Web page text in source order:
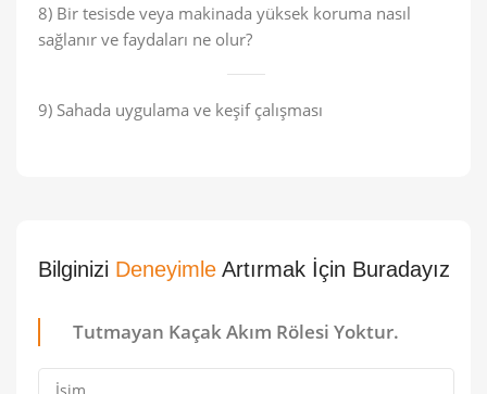
8) Bir tesisde veya makinada yüksek koruma nasıl
sağlanır ve faydaları ne olur?
9) Sahada uygulama ve keşif çalışması
Bilginizi Deneyimle Artırmak İçin Buradayız
Tutmayan Kaçak Akım Rölesi Yoktur.